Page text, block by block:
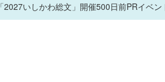
「2027いしかわ総文」開催500日前PRイベ